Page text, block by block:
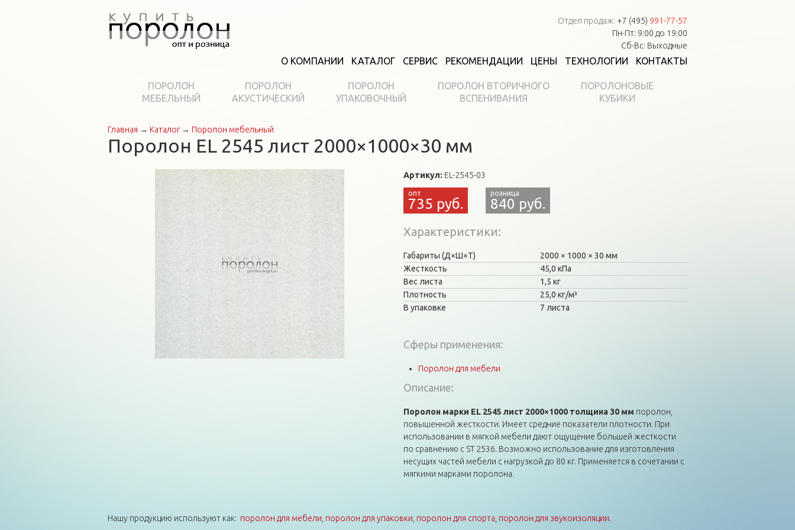
Отдел продаж: +7 (495) 991-77-57
Пн-Пт: 9:00 до 19:00
Сб-Вс: Выходные
О КОМПАНИИ КАТАЛОГ СЕРВИС РЕКОМЕНДАЦИИ ЦЕНЫ ТЕХНОЛОГИИ КОНТАКТЫ
ПОРОЛОН
МЕБЕЛЬНЫЙ
ПОРОЛОН
АКУСТИЧЕСКИЙ
ПОРОЛОН
УПАКОВОЧНЫЙ
ПОРОЛОН ВТОРИЧНОГО
ВСПЕНИВАНИЯ
ПОРОЛОНОВЫЕ
КУБИКИ
Вы здесь
Главная → Каталог→ Поролон мебельный
Поролон EL 2545 лист 2000×1000×30 мм
Артикул: EL-2545-03
735 руб. 840 руб.
Характеристики
Габариты (Д×Ш×Т) 2000 1000
30 мм
Жесткость
45,0 кПа
Вес листа
1,5 кг
Плотность
25,0 кг/м³
В упаковке
7 листа
Сферы применения:
Поролон для мебели
Описание:
Поролон марки EL 2545 лист 2000×1000 толщина 30 мм поролон,
повышенной жесткости. Имеет средние показатели плотности. При
использовании в мягкой мебели дают ощущение большей жесткости
по сравнению с ST 2536. Возможно использование для изготовления
несущих частей мебели с нагрузкой до 80 кг. Применяется в сочетании с
мягкими марками поролона.
Нашу продукцию используют как: поролон для мебели поролон для упаковки поролон для спорта поролон для звукоизоляции.